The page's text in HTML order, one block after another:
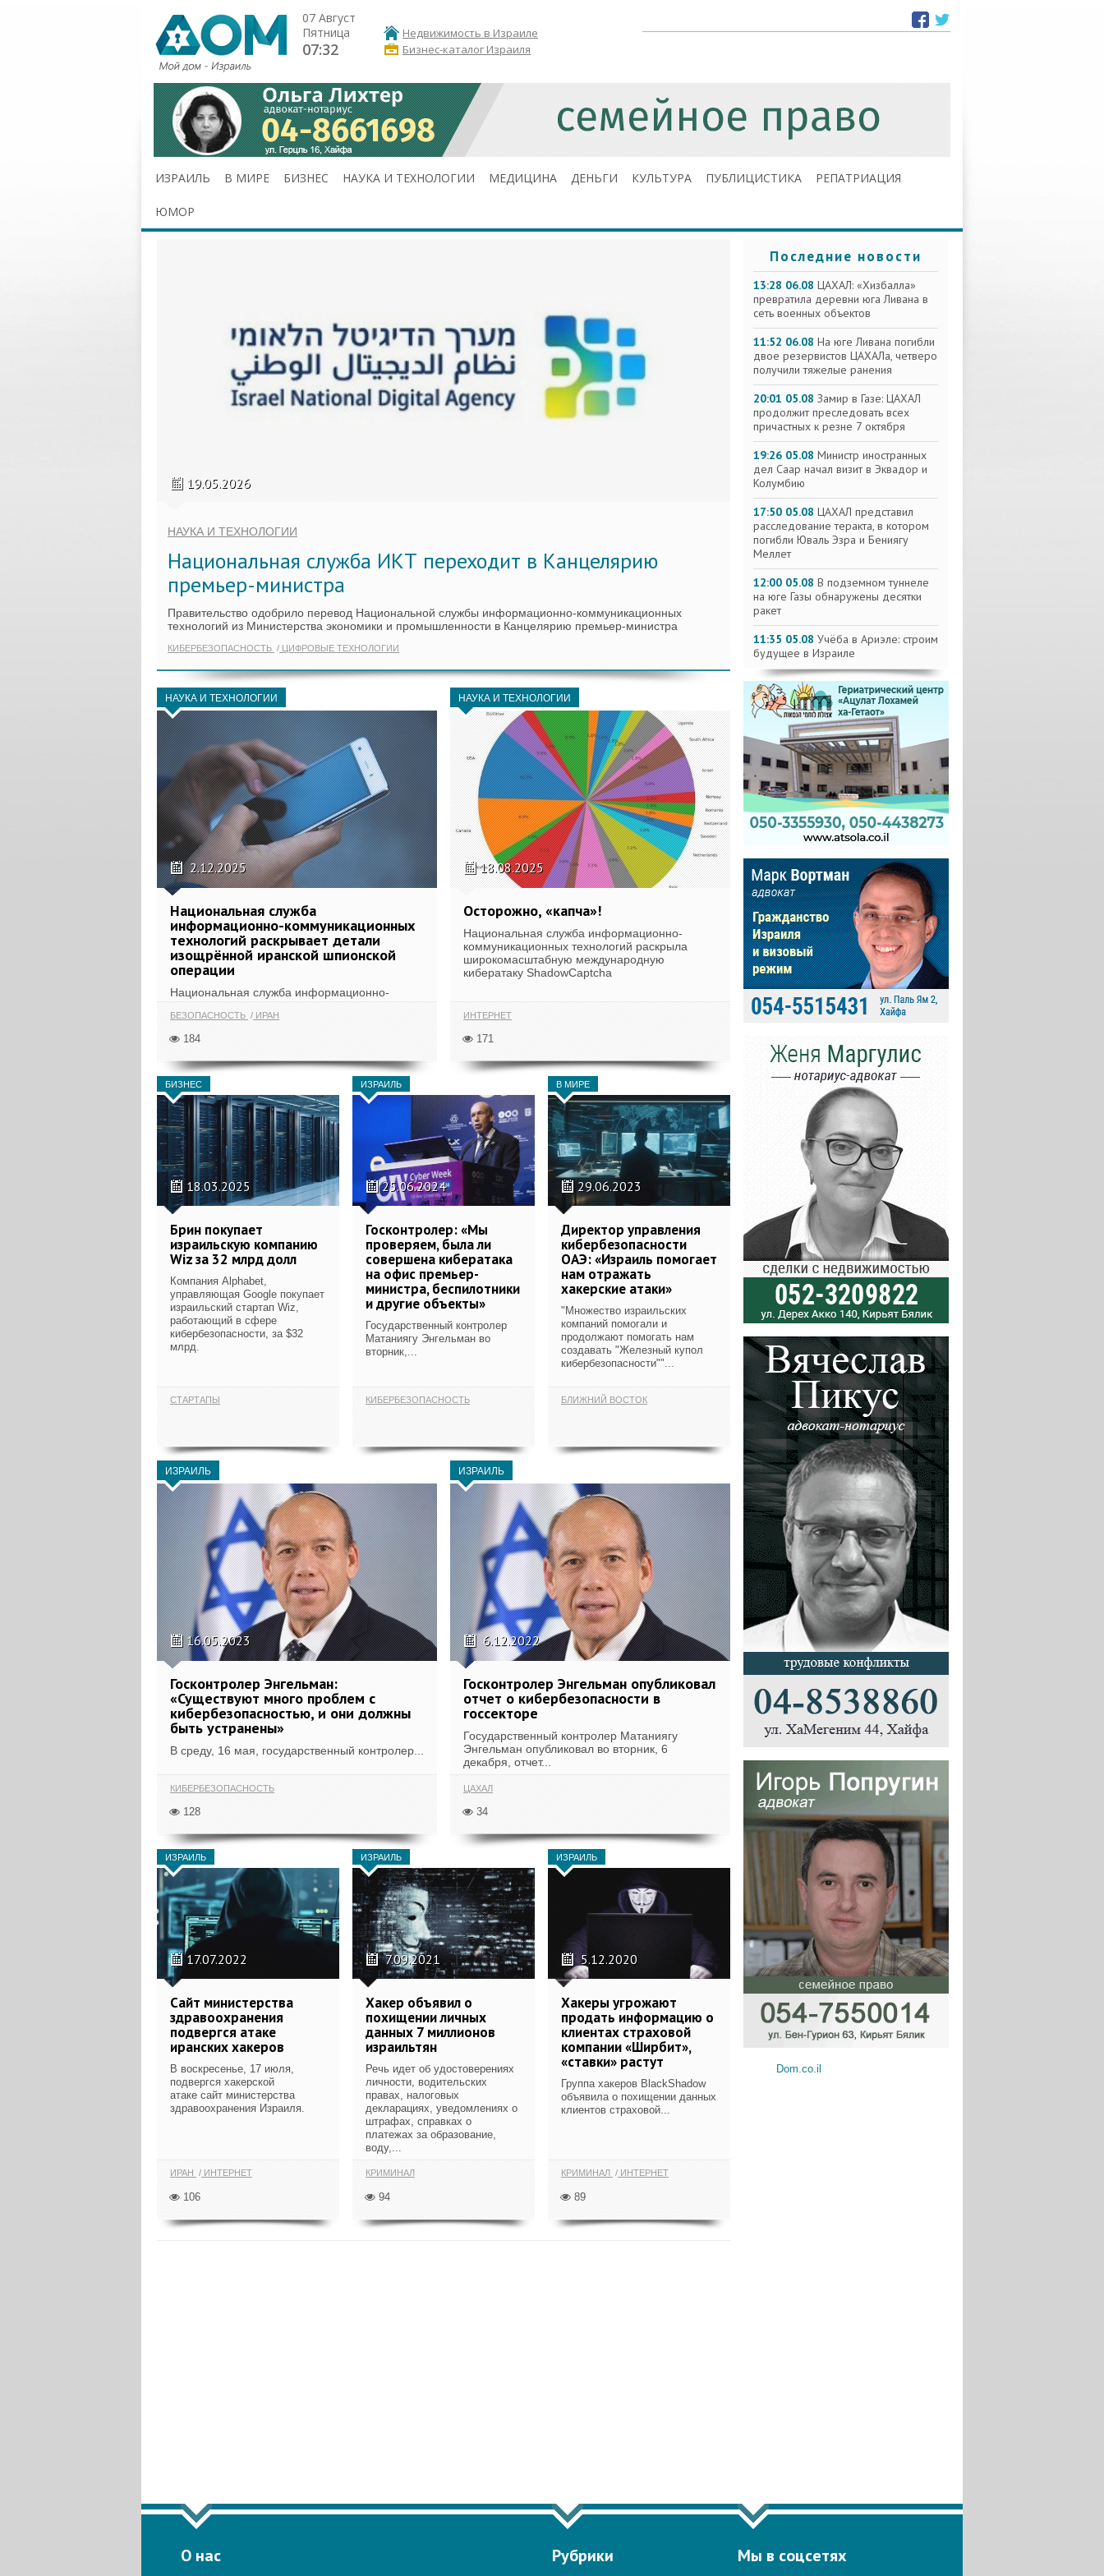
07 Август
Пятница
07:32
Недвижимость в Израиле
Бизнес-каталог Израиля
ИЗРАИЛЬ В МИРЕ БИЗНЕС НАУКА И ТЕХНОЛОГИИ МЕДИЦИНА ДЕНЬГИ КУЛЬТУРА ПУБЛИЦИСТИКА РЕПАТРИАЦИЯ
ЮМОР
19.05.2026
НАУКА И ТЕХНОЛОГИИ
Национальная служба ИКТ переходит в Канцелярию
премьер-министра
Правительство одобрило перевод Национальной службы информационно-коммуникационных
технологий из Министерства экономики и промышленности в Канцелярию премьер-министра
КИБЕРБЕЗОПАСНОСТЬ ЦИФРОВЫЕ ТЕХНОЛОГИИ
НАУКА И ТЕХНОЛОГИИ
2.12.2025
Национальная служба
информационно-коммуникационных
технологий раскрывает детали
изощрённой иранской шпионской
операции
Национальная служба информационно-
БЕЗОПАСНОСТЬ ИРАН
184
НАУКА И ТЕХНОЛОГИИ
18.08.2025
Осторожно, «капча»!
Национальная служба информационно-
коммуникационных технологий раскрыла
широкомасштабную международную
кибератаку ShadowCaptcha
ИНТЕРНЕТ
171
БИЗНЕС
18.03.2025
Брин покупает
израильскую компанию
Wiz за 32 млрд долл
Компания Alphabet,
управляющая Google покупает
израильский стартап Wiz,
работающий в сфере
кибербезопасности, за $32
млрд.
СТАРТАПЫ
ИЗРАИЛЬ
25.06.2024
Госконтролер: «Мы
проверяем, была ли
совершена кибератака
на офис премьер-
министра, беспилотники
и другие объекты»
Государственный контролер
Матаниягу Энгельман во
вторник,...
КИБЕРБЕЗОПАСНОСТЬ
В МИРЕ
29.06.2023
Директор управления
кибербезопасности
ОАЭ: «Израиль помогает
нам отражать
хакерские атаки»
"Множество израильских
компаний помогали и
продолжают помогать нам
создавать "Железный купол
кибербезопасности""...
БЛИЖНИЙ ВОСТОК
ИЗРАИЛЬ
16.05.2023
Госконтролер Энгельман:
«Существуют много проблем с
кибербезопасностью, и они должны
быть устранены»
В среду, 16 мая, государственный контролер...
КИБЕРБЕЗОПАСНОСТЬ
128
ИЗРАИЛЬ
6.12.2022
Госконтролер Энгельман опубликовал
отчет о кибербезопасности в
госсекторе
Государственный контролер Матаниягу
Энгельман опубликовал во вторник, 6
декабря, отчет...
ЦАХАЛ
34
ИЗРАИЛЬ
17.07.2022
Сайт министерства
здравоохранения
подвергся атаке
иранских хакеров
В воскресенье, 17 июля,
подвергся хакерской
атаке сайт министерства
здравоохранения Израиля.
ИРАН ИНТЕРНЕТ
106
ИЗРАИЛЬ
7.09.2021
Хакер объявил о
похищении личных
данных 7 миллионов
израильтян
Речь идет об удостоверениях
личности, водительских
правах, налоговых
декларациях, уведомлениях о
штрафах, справках о
платежах за образование,
воду,...
КРИМИНАЛ
94
ИЗРАИЛЬ
5.12.2020
Хакеры угрожают
продать информацию о
клиентах страховой
компании «Ширбит»,
«ставки» растут
Группа хакеров BlackShadow
объявила о похищении данных
клиентов страховой...
КРИМИНАЛ ИНТЕРНЕТ
89
Последние новости
13:28 06.08 ЦАХАЛ: «Хизбалла»
превратила деревни юга Ливана в
сеть военных объектов
11:52 06.08 На юге Ливана погибли
двое резервистов ЦАХАЛа, четверо
получили тяжелые ранения
20:01 05.08 Замир в Газе: ЦАХАЛ
продолжит преследовать всех
причастных к резне 7 октября
19:26 05.08 Министр иностранных
дел Саар начал визит в Эквадор и
Колумбию
17:50 05.08 ЦАХАЛ представил
расследование теракта, в котором
погибли Юваль Эзра и Бениягу
Меллет
12:00 05.08 В подземном туннеле
на юге Газы обнаружены десятки
ракет
11:35 05.08 Учёба в Ариэле: строим
будущее в Израиле
Dom.co.il
О нас Рубрики Мы в соцсетях